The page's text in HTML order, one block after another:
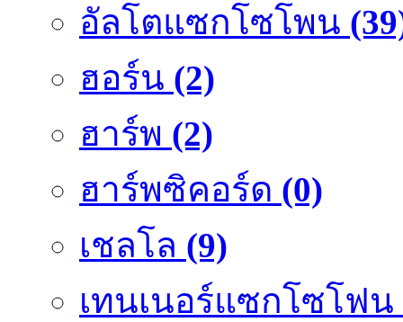
อัลโตแซกโซโพน
ฮอร์น (2)
ฮาร์พ (2)
ฮาร์พซิคอร์ด (0)
เชลโล (9)
เทนเนอร์แซกโซโฟน